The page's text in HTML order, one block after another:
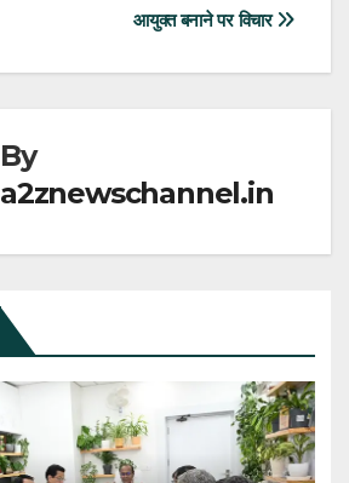
आयुक्त बनाने पर विचार
By
a2znewschannel.in